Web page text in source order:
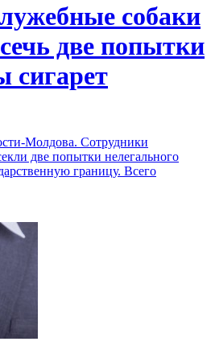
собаки
две попытки
сигарет
Молдова. Сотрудники
две попытки нелегального
границу. Всего